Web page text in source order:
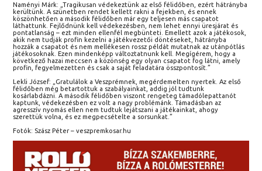
Naményi Márk: „Tragikusan védekeztünk az első félidőben, ezért hátrányba
kerültünk. A szünetben rendet kellett rakni a fejekben, és ennek
köszönhetően a második félidőben már egy teljesen más csapatot
láthattunk. Fejlődnünk kell védekezésben, nem lehet ennyi üresjárat és
pontatlanság – ezt minden ellenfél megbünteti. Emellett azok a játékosok,
akik nem tudják profin kezelni a játékvezetői döntéseket, hátrányba
hozzák a csapatot és nem mellékesen rossz példát mutatnak az utánpótlás
játékosoknak. Ezen mindenképp változtatnunk kell. Megígérem, hogy a
következő hazai meccsen a közönség egy olyan csapatot fog látni, amely
profin, fegyelmezetten és csak a saját feladatára összpontosít.”
Lekli József: „Gratulálok a Veszprémnek, megérdemelten nyertek. Az első
félidőben még betartottuk a szabályainkat, addig jól tudtunk
kosárlabdázni. A második félidőben viszont rengeteg támadólepattanót
kaptunk, védekezésben ez volt a nagy problémánk. Támadásban az
agresszív nyomás ellen nem tudtuk lejátszani a játékainkat, ahogy
szerettük volna, és ez megpecsételte a sorsunkat.”
Fotók: Szász Péter – veszpremkosar.hu